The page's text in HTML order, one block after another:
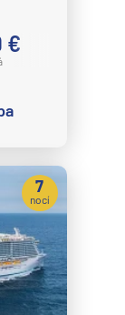
€
7
nocí